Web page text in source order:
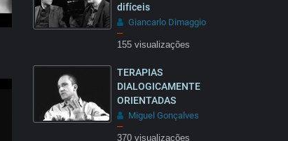
difíceis
Giancarlo Dimaggio
–
155 visualizações
TERAPIAS
DIALOGICAMENTE
ORIENTADAS
Miguel Gonçalves
–
370 visualizações